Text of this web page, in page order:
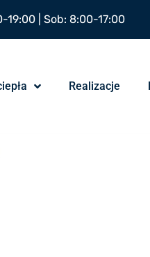
19:00 | Sob: 8:00-17:00
Realizacje